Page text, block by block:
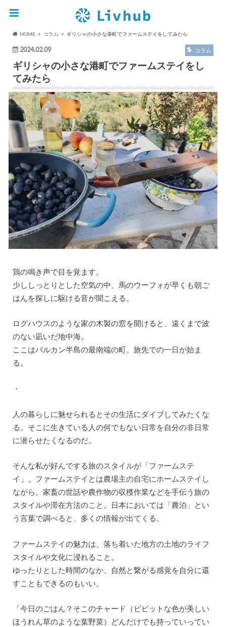
HOME コラム ギリシャの小さな港町でファームステイをしてみたら
2024.02.09 コラム
ギリシャの小さな港町でファームステイをし
てみたら
鶏の鳴き声で目を覚ます。
少ししっとりとした空気の中、馬のウーフォが早くも朝ご
はんを探しに駆ける音が聞こえる。
ログハウスのような家の木製の窓を開けると、遠くまで波
のない凪いだ地中海。
ここはバルカン半島の最南端の町。旅先での一日が始ま
る。
・
人の暮らしに魅せられるとその生活にダイブしてみたくな
る。そこに生きている人の何でもない日常を自分の非日常
に潜らせたくなるのだ。
そんな私が好んでする旅のスタイルが「ファームステ
イ」。ファームステイとは農場主の自宅にホームステイし
ながら、家畜の世話や農作物の収穫作業などを手伝う旅の
スタイルや滞在方法のこと。日本においては「農泊」とい
う言葉で調べると、多くの情報が出てくる。
ファームステイの魅力は、落ち着いた地方の土地のライフ
スタイルや文化に浸れること。
ゆったりとした時間のなか、自然と繋がる感覚を自分に還
すこともできるのもいい。
「今日のごはん？そこのチャード（ビビットな色が美しい
ほうれん草のような葉野菜）どんだけでも持っていってい